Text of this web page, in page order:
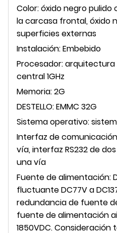
Color: óxido negro
la carcasa frontal, óxido
superficies externas
Instalación: Embebido
Procesador: arquitectura
central 1GHz
Memoria: 2G
DESTELLO: EMMC 32G
Sistema operativo:
Interfaz de
vía, interfaz RS232 de
una vía
Fuente de alimentación:
fluctuante DC77V a
redundancia de fuente
fuente de alimentación
1850VDC.